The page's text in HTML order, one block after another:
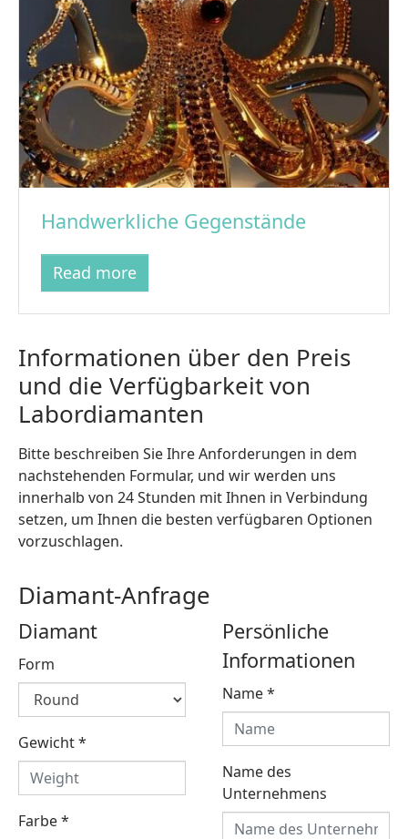
Handwerkliche Gegenstände
Read more
Informationen über den Preis
und die Verfügbarkeit von
Labordiamanten
Bitte beschreiben Sie Ihre Anforderungen in dem
nachstehenden Formular, und wir werden uns
innerhalb von 24 Stunden mit Ihnen in Verbindung
setzen, um Ihnen die besten verfügbaren Optionen
vorzuschlagen.
Diamant-Anfrage
Diamant
Form
Gewicht*
Farbe*
Persönliche
Informationen
Name*
Name des
Unternehmens